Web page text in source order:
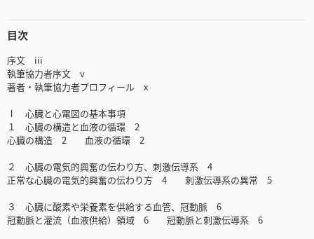
目次
序文 iii
執筆協力者序文 v
著者・執筆協力者プロフィール x
Ⅰ 心臓と心電図の基本事項
１ 心臓の構造と血液の循環 2
心臓の構造 2 血液の循環 2
２ 心臓の電気的興奮の伝わり方、刺激伝導系 4
正常な心臓の電気的興奮の伝わり方 4 刺激伝導系の異常 5
３ 心臓に酸素や栄養素を供給する血管、冠動脈 6
冠動脈と灌流（血液供給）領域 6 冠動脈と刺激伝導系 6